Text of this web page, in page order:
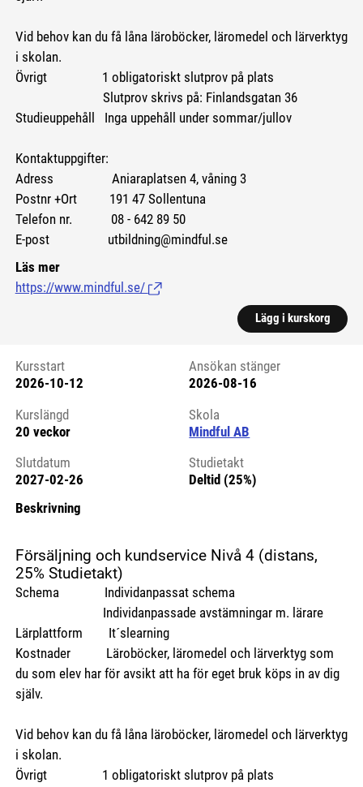
Vid behov kan du få låna läroböcker, läromedel och lärverktyg
i skolan.
Övrigt 1 obligatoriskt slutprov på plats
Slutprov skrivs på: Finlandsgatan 36
Studieuppehåll Inga uppehåll under sommar/jullov
Kontaktuppgifter:
Adress Aniaraplatsen 4, våning 3
Postnr +Ort 191 47 Sollentuna
Telefon nr. 08 - 642 89 50
E-post utbildning@mindful.se
Läs mer
https://www.mindful.se/ (Länk till extern sida.)
Lägg i kurskorg
Kursstart 6212344
Kursstart
2026-10-12
Ansökan stänger
2026-08-16
Kurslängd
20 veckor
Skola
Mindful AB
Slutdatum
2027-02-26
Studietakt
Deltid (25%)
Beskrivning
Försäljning och kundservice Nivå 4 (distans,
25% Studietakt)
Schema Individanpassat schema
Individanpassade avstämningar m. lärare
Lärplattform It´slearning
Kostnader Läroböcker, läromedel och lärverktyg som
du som elev har för avsikt att ha för eget bruk köps in av dig
själv.
Vid behov kan du få låna läroböcker, läromedel och lärverktyg
i skolan.
Övrigt 1 obligatoriskt slutprov på plats